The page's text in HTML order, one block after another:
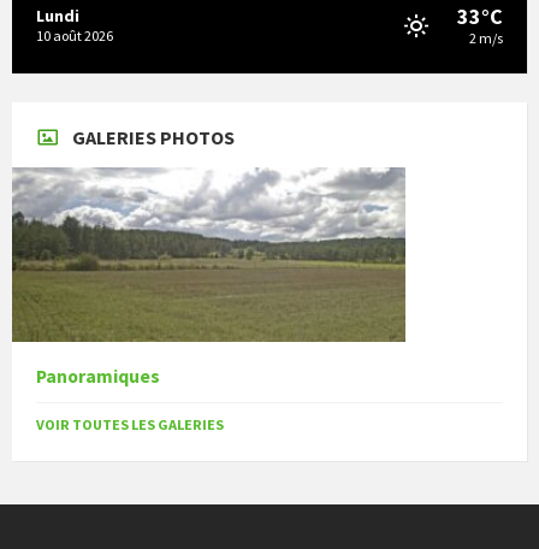
Lundi
10 août 2026
33°C
2 m/s
GALERIES PHOTOS
Panoramiques
VOIR TOUTES LES GALERIES